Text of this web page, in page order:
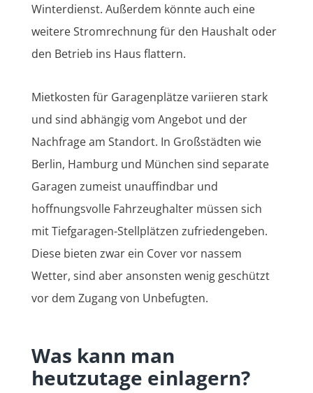
Winterdienst. Außerdem könnte auch eine
weitere Stromrechnung für den Haushalt oder
den Betrieb ins Haus flattern.
Mietkosten für Garagenplätze variieren stark
und sind abhängig vom Angebot und der
Nachfrage am Standort. In Großstädten wie
Berlin, Hamburg und München sind separate
Garagen zumeist unauffindbar und
hoffnungsvolle Fahrzeughalter müssen sich
mit Tiefgaragen-Stellplätzen zufriedengeben.
Diese bieten zwar ein Cover vor nassem
Wetter, sind aber ansonsten wenig geschützt
vor dem Zugang von Unbefugten.
Was kann man
heutzutage einlagern?